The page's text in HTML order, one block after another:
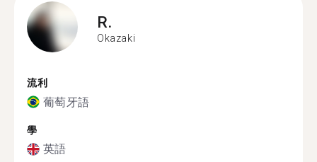
R.
Okazaki
流利
葡萄牙語
學
英語